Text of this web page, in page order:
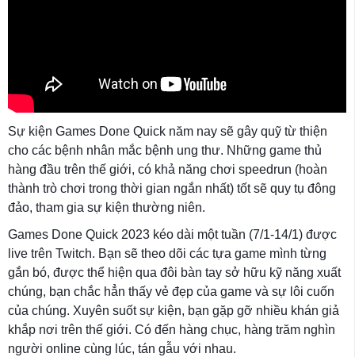
Sự kiện Games Done Quick năm nay sẽ gây quỹ từ thiện
cho các bệnh nhân mắc bệnh ung thư. Những game thủ
hàng đầu trên thế giới, có khả năng chơi speedrun (hoàn
thành trò chơi trong thời gian ngắn nhất) tốt sẽ quy tụ đông
đảo, tham gia sự kiện thường niên.
Games Done Quick 2023 kéo dài một tuần (7/1-14/1) được
live trên Twitch. Bạn sẽ theo dõi các tựa game mình từng
gắn bó, được thể hiện qua đôi bàn tay sở hữu kỹ năng xuất
chúng, bạn chắc hẳn thấy vẻ đẹp của game và sự lôi cuốn
của chúng. Xuyên suốt sự kiện, bạn gặp gỡ nhiều khán giả
khắp nơi trên thế giới. Có đến hàng chục, hàng trăm nghìn
người online cùng lúc, tán gẫu với nhau.